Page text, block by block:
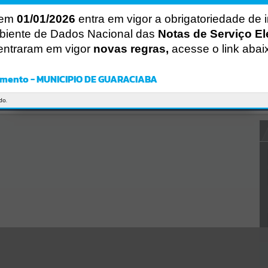
01/01/2026 entra em vigor a obrigatoriedade de
de Dados Nacional das Notas de Serviço
em vigor novas regras, acesse o link
- MUNICIPIO DE GUARACIABA
CÓDIGO DA MENSAGEM: EST-000040
Ocorreu um erro de script:
Uncaught SyntaxError: Unexpected token '('
https://guaraciaba.atende.net/cidadao/pagina/static/bundle/wpo_in
dex_2_base_l2_portal_editores_sync_d9fb77cfd5741fafc9972edc7a6
Verificar Mais Detalhes